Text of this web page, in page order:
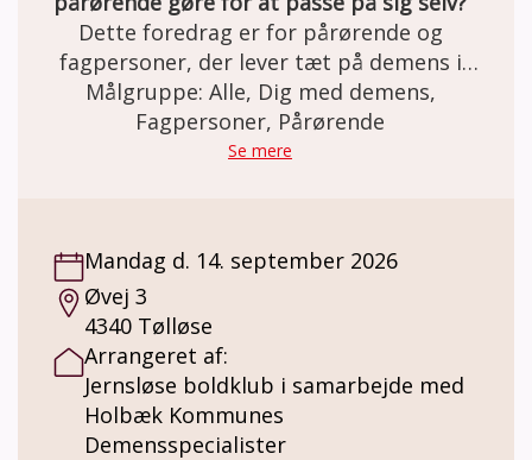
Dette foredrag er for pårørende og
fagpersoner, der lever tæt på demens i
hverdagen. Du får en praksisnær forståelse
af, hvordan demens påvirker døgnrytme,
søvn, uro og kommunikation, og hvad der
Kjeldsen og Zafir Bæk viden, perspektiver og
enkle greb, der kan skabe mere tryghed,
struktur og overskuelighed for både den
demensramte og de pårørende, uden
mirakelløsninger.
Målgruppe: Alle, Dig med demens,
Fagpersoner, Pårørende
Se mere
Mandag d. 14. september 2026
Øvej 3
4340 Tølløse
Arrangeret af:
Jernsløse boldklub i samarbejde med
Holbæk Kommunes
Demensspecialister